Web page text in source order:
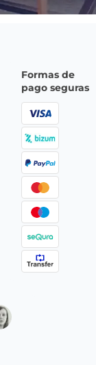
Formas de
pago seguras